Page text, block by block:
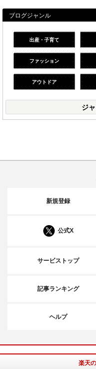
ブログジャンル
出産・子育て
ファッション
アウトドア
ジ
新規登録
公式X
サービストップ
記事ランキング
ヘルプ
楽天